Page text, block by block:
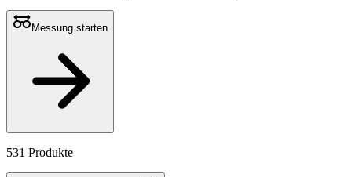
Messung starten
531 Produkte